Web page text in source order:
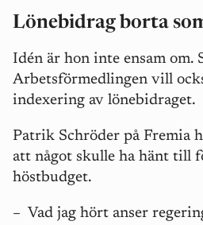
Lönebidrag borta
Idén är hon inte ensam om.
Arbetsförmedlingen vill
indexering av lönebidraget.
Patrik Schröder på Fremia
att något skulle ha hänt till
höstbudget.
– Vad jag hört anser